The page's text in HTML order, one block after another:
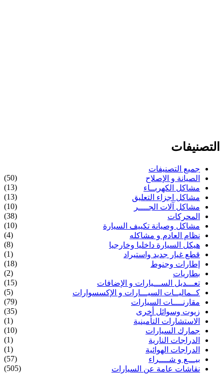
التصنيفات
جميع التصنيفات
الصيانة و الإصلاح
(50)
مشاكل الكهربــاء
(13)
مشاكل اجزاء التعليق
(13)
مشاكل آلات الجــــر
(10)
المحركات
(38)
مشاكل وصيانة تكييف السيارة
(10)
نظام العادم و مشاكله
(4)
هيكل السيارة داخليا وخارجيا
(8)
قطع غيار جديد واستيراد
(1)
إطارات وجنوط
(18)
بطاريات
(2)
تعـــديل الســـيارات و الإضافات
(15)
كــماليــات السيـــارات و الإكسسوارات
(5)
مقارنــــات السيارات
(79)
زيوت وسوائل أخرى
(35)
الاستشارات التأمينية
(1)
جمارك السيارات
(10)
الدراجات النارية
(1)
الدراجات الهوائية
(1)
بيـــع و شــــراء
(57)
نقاشات عامة عن السيارات
(505)